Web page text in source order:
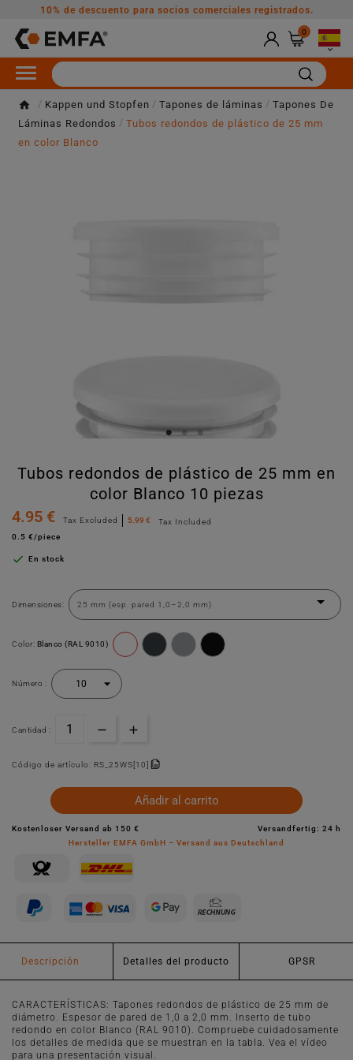
10% de descuento para socios comerciales registrados.
0

Kappen und Stopfen Tapones de láminas
Tapones De
Láminas Redondos
Tubos redondos de plástico de 25 mm
en color Blanco
Tubos redondos de plástico de 25 mm en
color Blanco 10 piezas
4.95 €
Tax Excluded 5.99 €
Tax Included
0.5 €/piece
 En stock
Dimensiones:
Color: Blanco (RAL 9010)
Número :
Cantidad :
Código de artículo: RS_25WS[10]
Añadir al carrito
Kostenloser Versand ab 150 €
Versandfertig: 24 h
Hersteller EMFA GmbH – Versand aus Deutschland
Descripción Detalles del producto GPSR
CARACTERÍSTICAS: Tapones redondos de plástico de 25 mm de
diámetro. Espesor de pared de 1,0 a 2,0 mm. Inserto de tubo
redondo en color Blanco (RAL 9010). Compruebe cuidadosamente
los detalles de medida que se muestran en la tabla. Vea el vídeo
para una presentación visual.